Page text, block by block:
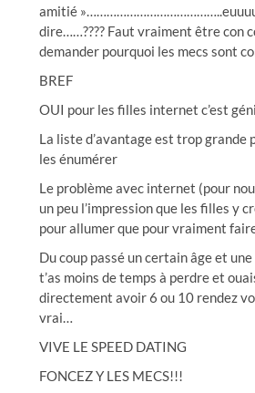
amitié
dire……???? Faut vraiment être con
demander pourquoi les mecs sont
BREF
OUI pour les filles internet c’est
La liste d’avantage est trop grande
les énumérer
Le problème avec internet (pour
un peu l’impression que les filles y
pour allumer que pour vraiment
Du coup passé un certain âge et
t’as moins de temps à perdre et
directement avoir 6 ou 10 rendez
vrai…
VIVE LE SPEED DATING
FONCEZ Y LES MECS!!!